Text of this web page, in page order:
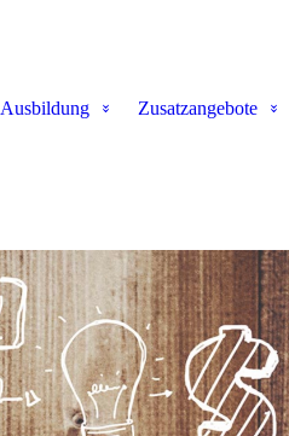
Ausbildung Zusatzangebote